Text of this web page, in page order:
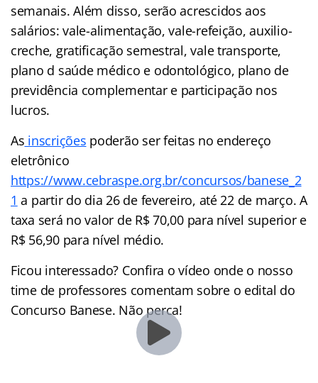
semanais. Além disso, serão acrescidos aos
salários: vale-alimentação, vale-refeição, auxilio-
creche, gratificação semestral, vale transporte,
plano d saúde médico e odontológico, plano de
previdência complementar e participação nos
lucros.
As inscrições poderão ser feitas no endereço
eletrônico
https://www.cebraspe.org.br/concursos/banese_2
1 a partir do dia 26 de fevereiro, até 22 de março. A
taxa será no valor de R$ 70,00 para nível superior e
R$ 56,90 para nível médio.
Ficou interessado? Confira o vídeo onde o nosso
time de professores comentam sobre o edital do
Concurso Banese. Não perca!